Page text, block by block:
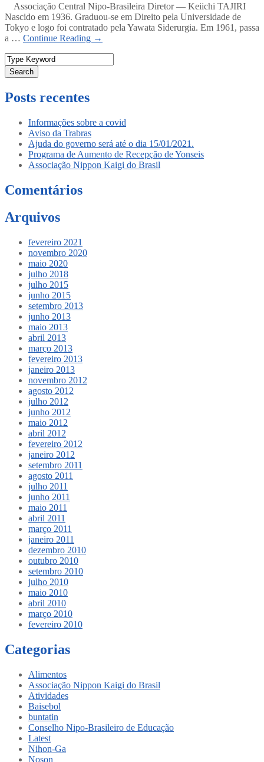
Associação Central Nipo-Brasileira Diretor — Keiichi TAJIRI
Nascido em 1936. Graduou-se em Direito pela Universidade de
Tokyo e logo foi contratado pela Yawata Siderurgia. Em 1961, passa
a … Continue Reading →
Search
Posts recentes
Informações sobre a covid
Aviso da Trabras
Ajuda do governo será até o dia 15/01/2021.
Programa de Aumento de Recepção de Yonseis
Associação Nippon Kaigi do Brasil
Comentários
Arquivos
fevereiro 2021
novembro 2020
maio 2020
julho 2018
julho 2015
junho 2015
setembro 2013
junho 2013
maio 2013
abril 2013
março 2013
fevereiro 2013
janeiro 2013
novembro 2012
agosto 2012
julho 2012
junho 2012
maio 2012
abril 2012
fevereiro 2012
janeiro 2012
setembro 2011
agosto 2011
julho 2011
junho 2011
maio 2011
abril 2011
março 2011
janeiro 2011
dezembro 2010
outubro 2010
setembro 2010
julho 2010
maio 2010
abril 2010
março 2010
fevereiro 2010
Categorias
Alimentos
Associação Nippon Kaigi do Brasil
Atividades
Baisebol
buntatin
Conselho Nipo-Brasileiro de Educação
Latest
Nihon-Ga
Noson